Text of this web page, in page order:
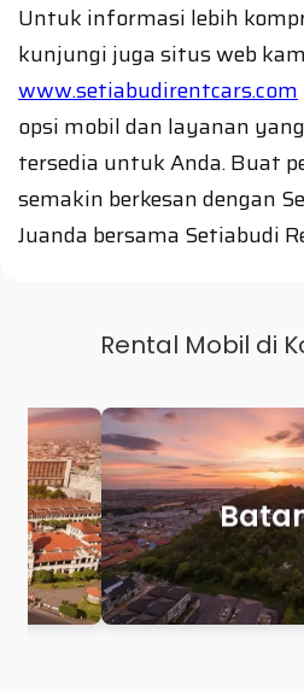
Untuk informasi lebih
kunjungi juga situs web
www.setiabudirentcars.com
opsi mobil dan layanan
tersedia untuk Anda. Buat
semakin berkesan dengan
Juanda bersama Setiabudi
Rental Mobil di